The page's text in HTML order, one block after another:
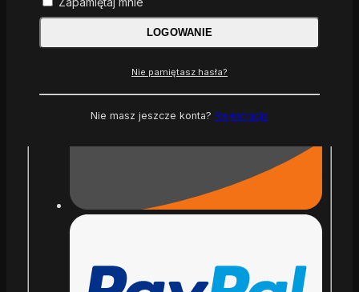
LOGOWANIE
Nie pamiętasz hasła?
Nie masz jeszcze konta? Rejestracja